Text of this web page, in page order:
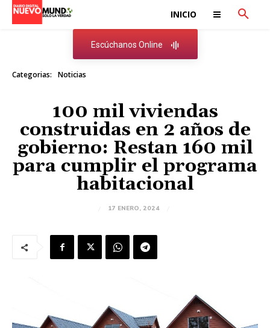
INICIO
Escúchanos Online
Categorias: Noticias
100 mil viviendas
construidas en 2 años de
gobierno: Restan 160 mil
para cumplir el programa
habitacional
17 ENERO, 2024